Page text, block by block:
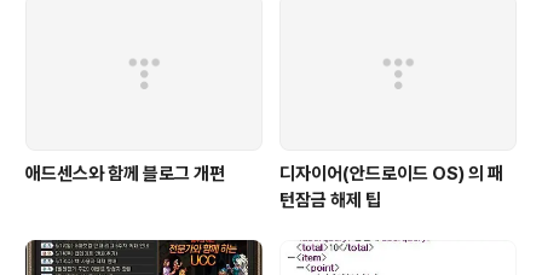
애드센스와 함께 블로그 개편
디자이어(안드로이드 OS) 의 패
턴잠금 해제 팁